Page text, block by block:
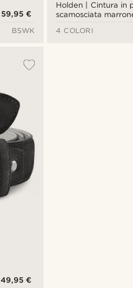
59,95 €
BSWK
Holden | Cintura in
scamosciata
4 COLORI
49,95 €